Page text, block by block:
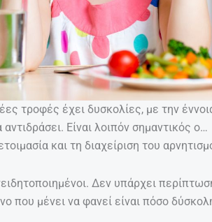
τροφές έχει δυσκολίες, με την
Είναι λοιπόν σημαντικός ο…
και τη διαχείριση του
Δεν υπάρχει
που μένει να φανεί είναι πόσο